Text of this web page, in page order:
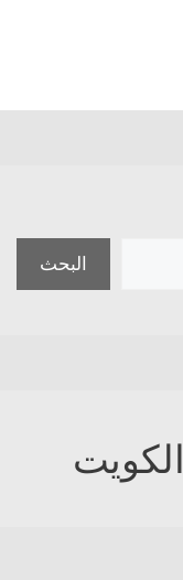
البحث